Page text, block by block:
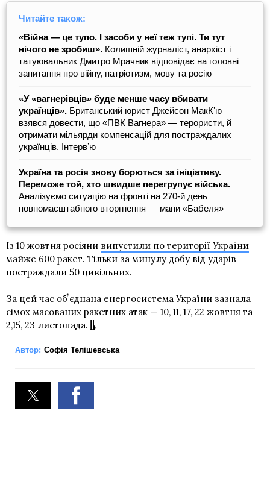
Читайте також:
«Війна ― це тупо. І засоби у неї теж тупі. Ти тут
нічого не зробиш». Колишній журналіст, анархіст і
татуювальник Дмитро Мрачник відповідає на головні
запитання про війну, патріотизм, мову та росію
«У «вагнерівців» буде менше часу вбивати
українців». Британський юрист Джейсон МакКʼю
взявся довести, що «ПВК Вагнера» — терористи, й
отримати мільярди компенсацій для постраждалих
українців. Інтервʼю
Україна та росія знову борються за ініціативу.
Переможе той, хто швидше перегрупує війська.
Аналізуємо ситуацію на фронті на 270-й день
повномасштабного вторгнення — мапи «Бабеля»
Із 10 жовтня росіяни випустили по території України
майже 600 ракет. Тільки за минулу добу від ударів
постраждали 50 цивільних.
За цей час обʼєднана енергосистема України зазнала
сімох масованих ракетних атак — 10, 11, 17, 22 жовтня та
2,15, 23 листопада.
Автор: Софія Телішевська